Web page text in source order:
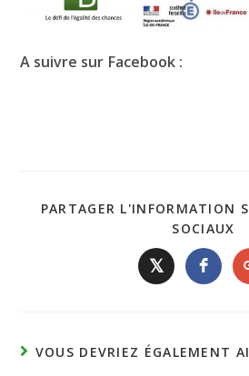
A suivre sur Facebook :
PARTAGER L'INFORMATION
SOCIAUX
𝕏
VOUS DEVRIEZ ÉGALEMENT